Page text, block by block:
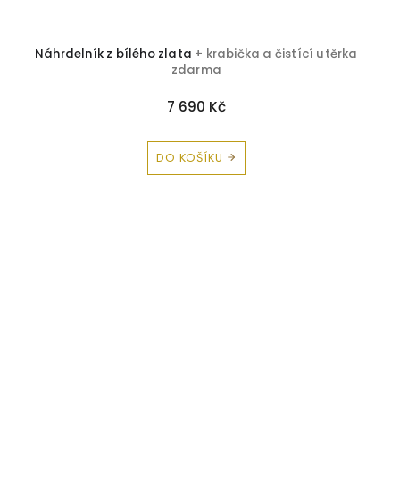
Náhrdelník z bílého zlata + krabička a čistící utěrka
zdarma
7 690 Kč
DO KOŠÍKU